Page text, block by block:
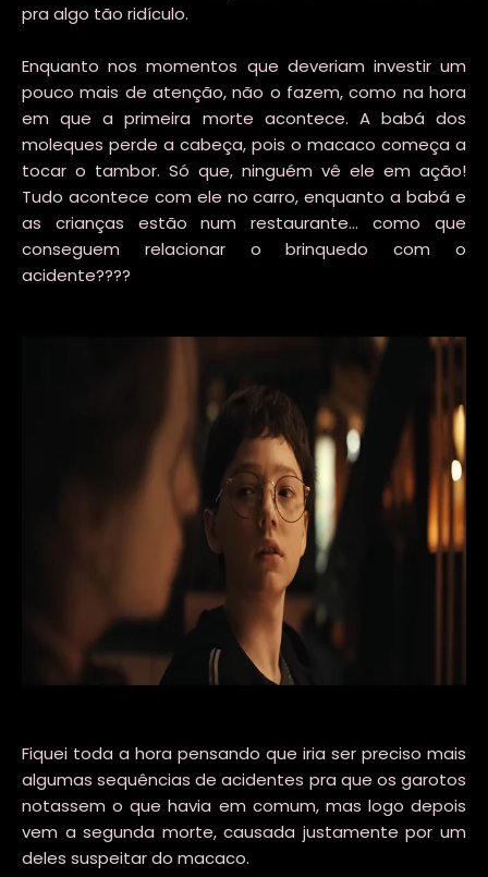
pra algo tão ridículo.
Enquanto nos momentos que deveriam investir um
pouco mais de atenção, não o fazem, como na hora
em que a primeira morte acontece. A babá dos
moleques perde a cabeça, pois o macaco começa a
tocar o tambor. Só que, ninguém vê ele em ação!
Tudo acontece com ele no carro, enquanto a babá e
as crianças estão num restaurante... como que
conseguem relacionar o brinquedo com o
acidente????
Fiquei toda a hora pensando que iria ser preciso mais
algumas sequências de acidentes pra que os garotos
notassem o que havia em comum, mas logo depois
vem a segunda morte, causada justamente por um
deles suspeitar do macaco.